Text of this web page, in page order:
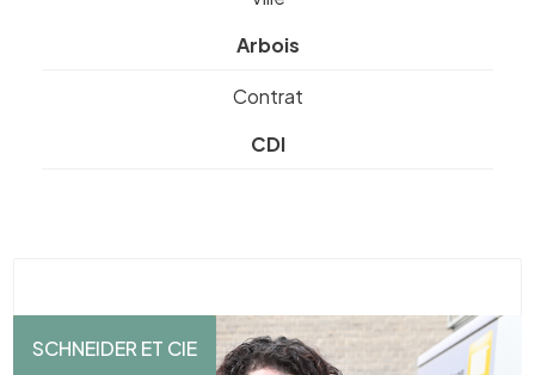
Arbois
Contrat
CDI
SCHNEIDER ET CIE